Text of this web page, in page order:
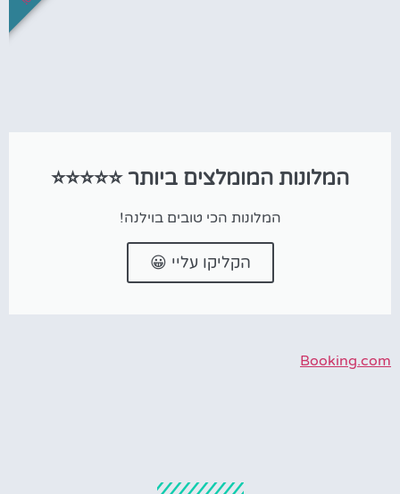
המלונות המומלצים ביותר ⭐⭐⭐⭐⭐
המלונות הכי טובים בוילנה!
הקליקו עליי 😀
Booking.com